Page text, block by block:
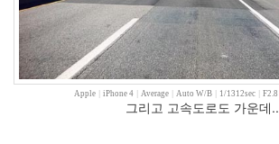
Apple| iPhone 4| Average| Auto W/B| 1/1312sec| F2.8
그리고 고속도로도 가운데..
1
월
42
2006
년